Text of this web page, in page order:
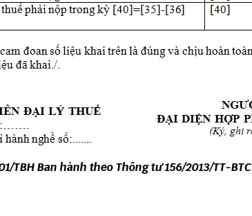
TBH Ban hành theo Thông tư 156/2013/TT-BTC